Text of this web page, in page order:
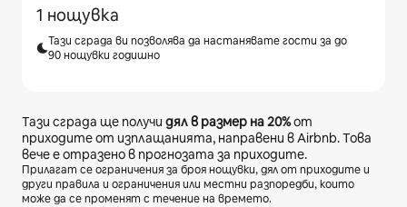
1 нощувка
Тази сграда ви позволява да настанявате гости за до
90 нощувки годишно
Тази сграда ще получи дял в размер на20%от
приходите от изплащанията, направени в Airbnb. Това
вече е отразено в прогнозата за приходите.
Прилагат се ограничения за броя нощувки, дял от приходите и
други правила и ограничения или местни разпоредби, които
може да се променят с течение на времето.